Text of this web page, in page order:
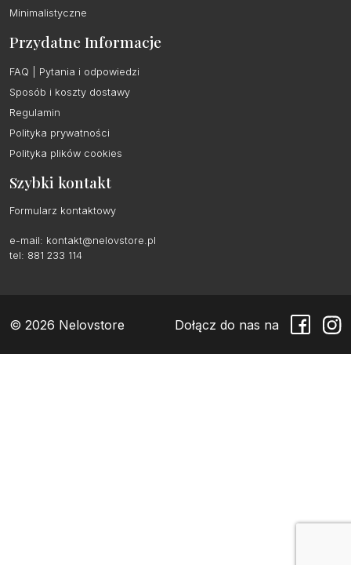
Minimalistyczne
Przydatne Informacje
FAQ | Pytania i odpowiedzi
Sposób i koszty dostawy
Regulamin
Polityka prywatności
Polityka plików cookies
Szybki kontakt
Formularz kontaktowy
e-mail: kontakt@nelovstore.pl
tel: 881 233 114
© 2026 Nelovstore Dołącz do nas na